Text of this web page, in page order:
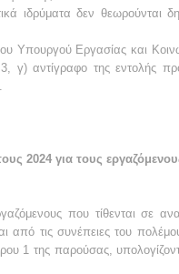
ιδρύματα δεν θεωρούνται
Υπουργού Εργασίας και
γ) αντίγραφο της εντολής
2024 για τους
που τίθενται σε
από τις συνέπειες του
1 της παρούσας,